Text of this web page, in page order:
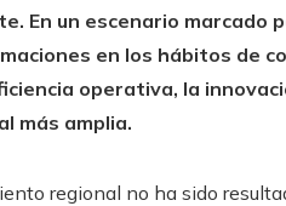
En un escenario marcado
en los hábitos de
operativa, la
más amplia.
regional no ha sido